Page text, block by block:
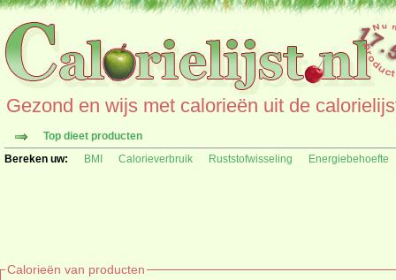
Gezond en wijs met calorieën uit de
Top dieet producten
Bereken uw:
BMI Calorieverbruik Ruststofwisseling Energiebehoefte
Calorieën van producten